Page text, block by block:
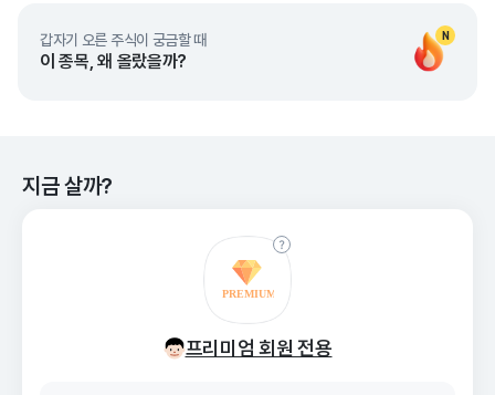
N
갑자기 오른 주식이 궁금할 때
이 종목, 왜 올랐을까?
지금 살까?
프리미엄 회원 전용
26. 08/09